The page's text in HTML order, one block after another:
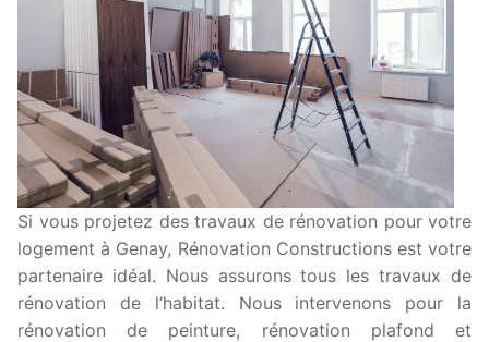
Si vous projetez des travaux de rénovation pour votre
logement à Genay, Rénovation Constructions est votre
partenaire idéal. Nous assurons tous les travaux de
rénovation de l’habitat. Nous intervenons pour la
rénovation de peinture, rénovation plafond et